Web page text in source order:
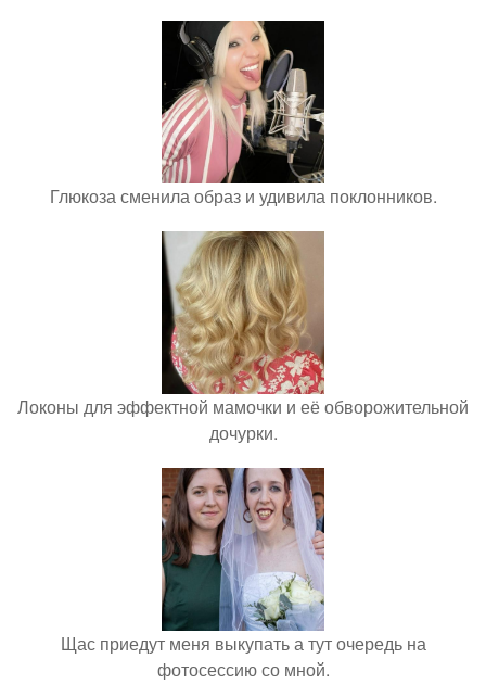
Глюкоза сменила образ и удивила поклонников.
Локоны для эффектной мамочки и её обворожительной
дочурки.
Щас приедут меня выкупать а тут очередь на
фотосессию со мной.